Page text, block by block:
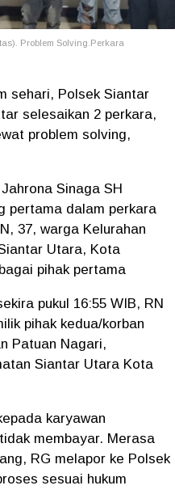
Problem Solving.Perkara
sehari, Polsek Siantar
selesaikan 2 perkara,
problem solving,
Sinaga SH
pertama dalam perkara
37, warga Kelurahan
Utara, Kota
pihak pertama
pukul 16:55 WIB, RN
pihak kedua/korban
Patuan Nagari,
Siantar Utara Kota
karyawan
membayar. Merasa
RG melapor ke Polsek
sesuai hukum